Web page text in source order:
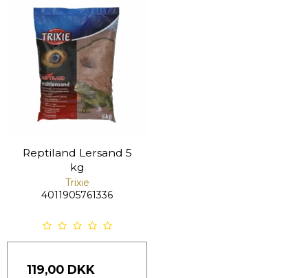
Reptiland Lersand 5
kg
Trixie
4011905761336
119,00 DKK